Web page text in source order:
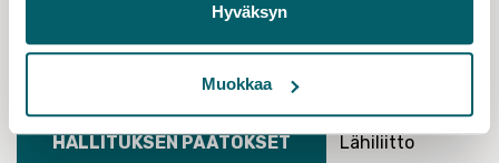
Hyväksyn
Muokkaa
Ym. ajankohtaisia asioita
HALLITUKSEN PÄÄTÖKSET Lähiliitto